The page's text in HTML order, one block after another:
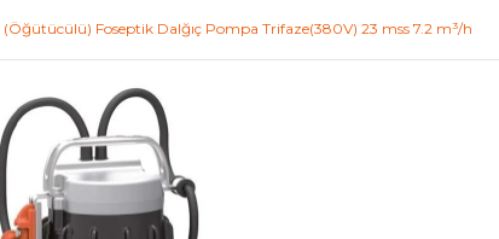
(Öğütücülü) Foseptik Dalğıç Pompa Trifaze(380V) 23 mss 7.2 m³/h